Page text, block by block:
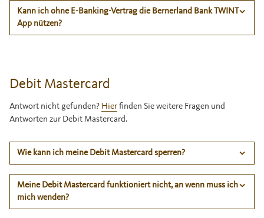
Kann ich ohne E-Banking-Vertrag die Bernerland Bank TWINT
App nützen?
Debit Mastercard
Antwort nicht gefunden? Hier finden Sie weitere Fragen und
Antworten zur Debit Mastercard.
Wie kann ich meine Debit Mastercard sperren?
Meine Debit Mastercard funktioniert nicht, an wenn muss ich
mich wenden?